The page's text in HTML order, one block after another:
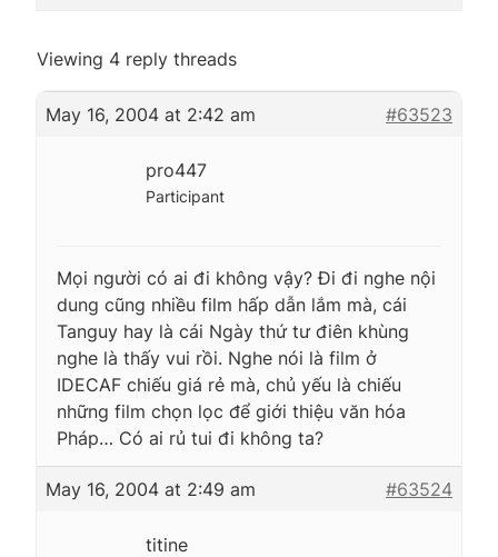
Viewing 4 reply threads
May 16, 2004 at 2:42 am #63523
pro447
Participant
Mọi người có ai đi không vậy? Đi đi nghe nội
dung cũng nhiều film hấp dẫn lắm mà, cái
Tanguy hay là cái Ngày thứ tư điên khùng
nghe là thấy vui rồi. Nghe nói là film ở
IDECAF chiếu giá rẻ mà, chủ yếu là chiếu
những film chọn lọc để giới thiệu văn hóa
Pháp… Có ai rủ tui đi không ta?
May 16, 2004 at 2:49 am #63524
titine